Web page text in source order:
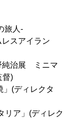
旅人-
スアイラン
純治展 ミニマ
督)
(ディレクタ
ア」(ディレク